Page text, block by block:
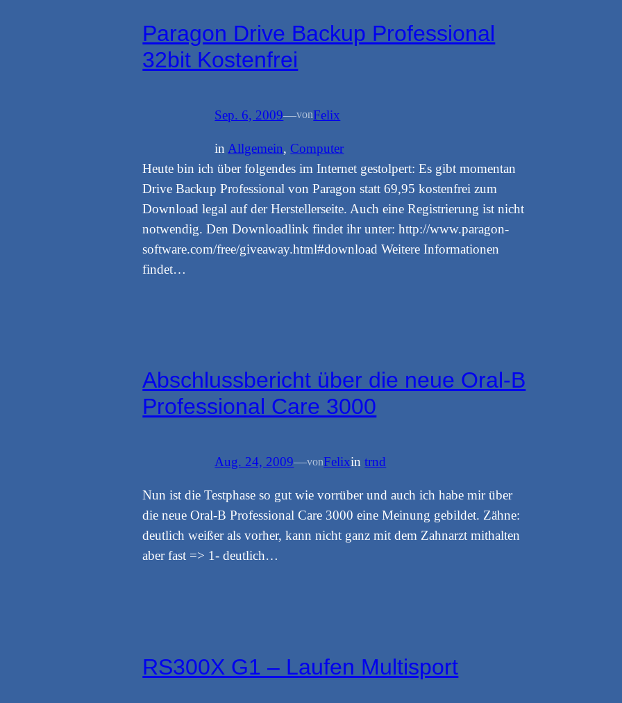
Paragon Drive Backup Professional
32bit Kostenfrei
Sep. 6, 2009—vonFelix
in Allgemein, Computer
Heute bin ich über folgendes im Internet gestolpert: Es gibt momentan
Drive Backup Professional von Paragon statt 69,95 kostenfrei zum
Download legal auf der Herstellerseite. Auch eine Registrierung ist nicht
notwendig. Den Downloadlink findet ihr unter: http://www.paragon-
software.com/free/giveaway.html#download Weitere Informationen
findet…
Abschlussbericht über die neue Oral-B
Professional Care 3000
Aug. 24, 2009—vonFelixintrnd
Nun ist die Testphase so gut wie vorrüber und auch ich habe mir über
die neue Oral-B Professional Care 3000 eine Meinung gebildet. Zähne:
deutlich weißer als vorher, kann nicht ganz mit dem Zahnarzt mithalten
aber fast => 1- deutlich…
RS300X G1 – Laufen Multisport